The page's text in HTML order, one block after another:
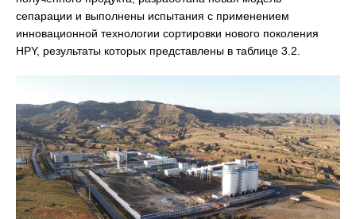
сепарации и выполнены испытания с применением
инновационной технологии сортировки нового поколения
HPY, результаты которых представлены в таблице 3.2.